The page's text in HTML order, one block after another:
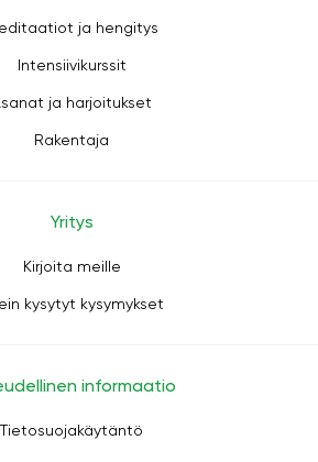
ja hengitys
Intensiivikurssit
ja harjoitukset
Rakentaja
Yritys
Kirjoita meille
kysytyt kysymykset
informaatio
Tietosuojakäytäntö